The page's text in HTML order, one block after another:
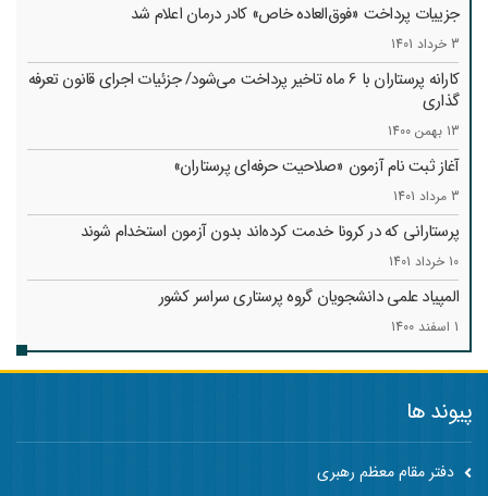
جزییات پرداخت «فوق‌العاده خاص» کادر درمان اعلام شد
3 خرداد 1401
کارانه‌ پرستاران با 6 ماه تاخیر پرداخت می‌شود/ جزئیات اجرای قانون تعرفه
گذاری
13 بهمن 1400
آغاز ثبت نام آزمون «صلاحیت حرفه‌ای پرستاران»
3 مرداد 1401
پرستارانی که در کرونا خدمت کرد‌ه‌اند بدون آزمون استخدام شوند
10 خرداد 1401
المپیاد علمی دانشجویان گروه پرستاری سراسر کشور
1 اسفند 1400
پیوند ها
دفتر مقام معظم رهبری